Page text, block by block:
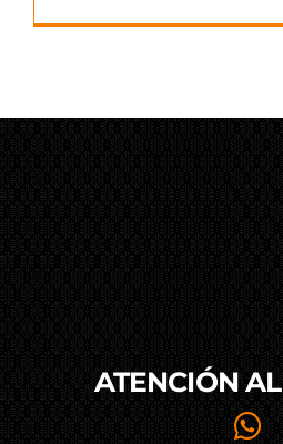
ATENCIÓN AL